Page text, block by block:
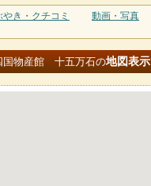
やき・クチコミ 動画・写真
国物産館 十五万石の地図表示